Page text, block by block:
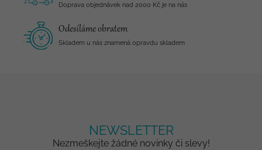
Doprava objednávek nad 2000 Kč je na nás
Odesíláme obratem
Skladem u nás znamená opravdu skladem
NEWSLETTER
Nezmeškejte žádné novinky či slevy!